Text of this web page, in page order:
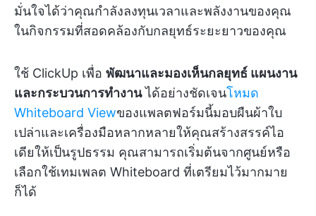
มั่นใจได้ว่าคุณกำลังลงทุนเวลาและพลังงานของคุณ
ในกิจกรรมที่สอดคล้องกับกลยุทธ์ระยะยาวของคุณ
ใช้ ClickUp เพื่อ พัฒนาและมองเห็นกลยุทธ์ แผนงาน
และกระบวนการทำงานได้อย่างชัดเจนโหมด
Whiteboard Viewของแพลตฟอร์มนี้มอบผืนผ้าใบ
เปล่าและเครื่องมือหลากหลายให้คุณสร้างสรรค์ไอ
เดียให้เป็นรูปธรรม คุณสามารถเริ่มต้นจากศูนย์หรือ
เลือกใช้เทมเพลต Whiteboard ที่เตรียมไว้มากมาย
ก็ได้